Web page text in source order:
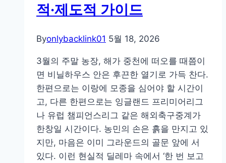
비
해
축
구
중
계
보
는
법:
비
적·제도적 가이드
Byonlybacklink01 5월 18, 2026
3월의 주말 농장, 해가 중천에 떠오를 때쯤이
면 비닐하우스 안은 후끈한 열기로 가득 찬다.
한편으로는 이랑에 모종을 심어야 할 시간이
고, 다른 한편으로는 잉글랜드 프리미어리그
나 유럽 챔피언스리그 같은 해외축구중계가
한창일 시간이다. 농민의 손은 흙을 만지고 있
지만, 마음은 이미 그라운드의 골문 앞에 서
있다. 이런 현실적 딜레마 속에서 ‘한 번 보고